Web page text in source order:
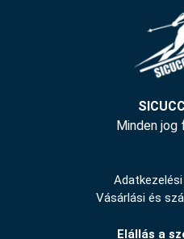
Minden jog
Vásárlási és
Elállás a